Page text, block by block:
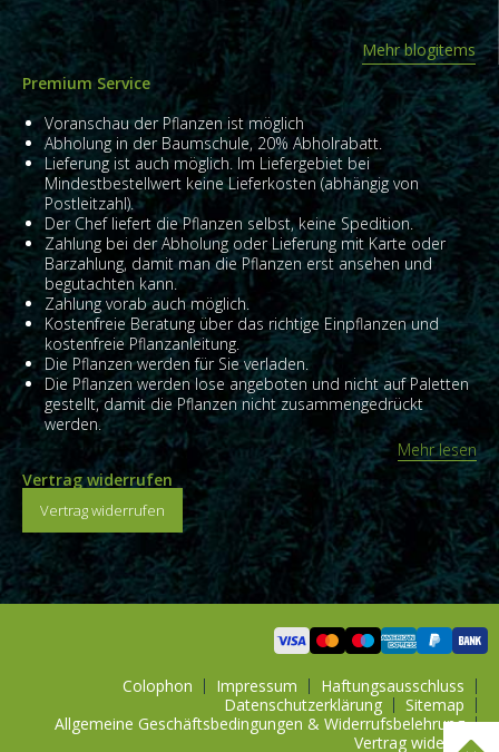
Mehr blogitems
Premium Service
Voranschau der Pflanzen ist möglich
Abholung in der Baumschule, 20% Abholrabatt.
Lieferung ist auch möglich. Im Liefergebiet bei
Mindestbestellwert keine Lieferkosten (abhängig von
Postleitzahl).
Der Chef liefert die Pflanzen selbst, keine Spedition.
Zahlung bei der Abholung oder Lieferung mit Karte oder
Barzahlung, damit man die Pflanzen erst ansehen und
begutachten kann.
Zahlung vorab auch möglich.
Kostenfreie Beratung über das richtige Einpflanzen und
kostenfreie Pflanzanleitung.
Die Pflanzen werden für Sie verladen.
Die Pflanzen werden lose angeboten und nicht auf Paletten
gestellt, damit die Pflanzen nicht zusammengedrückt
werden.
Mehr lesen
Vertrag widerrufen
Vertrag widerrufen
Colophon Impressum
Haftungsausschluss
Datenschutzerklärung
Sitemap
Allgemeine Geschäftsbedingungen & Widerrufsbelehrung
Vertrag widerrufen